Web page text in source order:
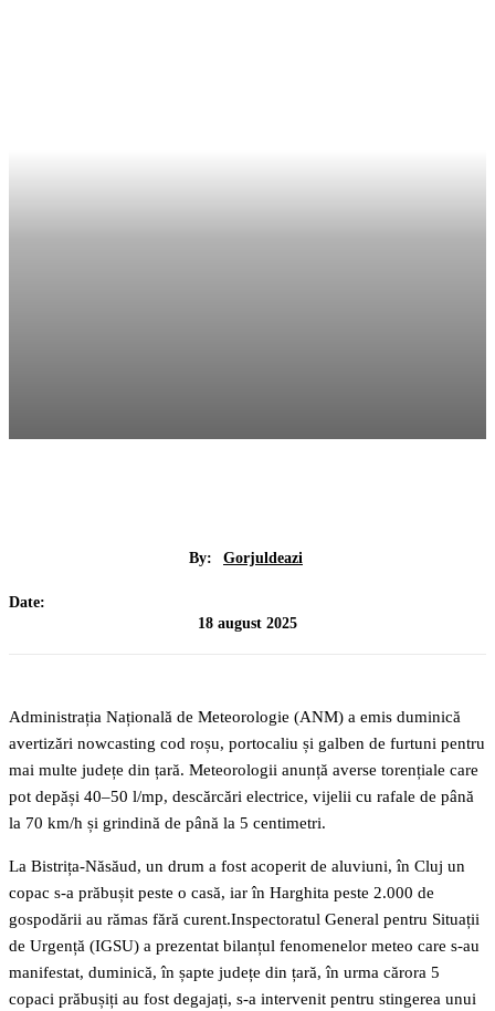
By: Gorjuldeazi
Date:
18 august 2025
Administrația Națională de Meteorologie (ANM) a emis duminică
avertizări nowcasting cod roșu, portocaliu și galben de furtuni pentru
mai multe județe din țară. Meteorologii anunță averse torențiale care
pot depăși 40–50 l/mp, descărcări electrice, vijelii cu rafale de până
la 70 km/h și grindină de până la 5 centimetri.
La Bistrița-Năsăud, un drum a fost acoperit de aluviuni, în Cluj un
copac s-a prăbușit peste o casă, iar în Harghita peste 2.000 de
gospodării au rămas fără curent.Inspectoratul General pentru Situații
de Urgență (IGSU) a prezentat bilanțul fenomenelor meteo care s-au
manifestat, duminică, în șapte județe din țară, în urma cărora 5
copaci prăbușiți au fost degajați, s-a intervenit pentru stingerea unui